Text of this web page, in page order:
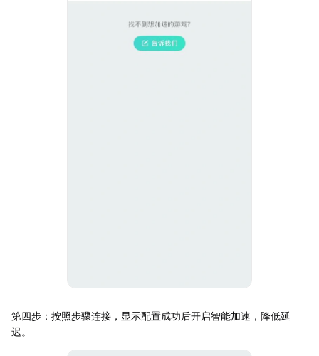
第四步：按照步骤连接，显示配置成功后开启智能加速，降低延
迟。